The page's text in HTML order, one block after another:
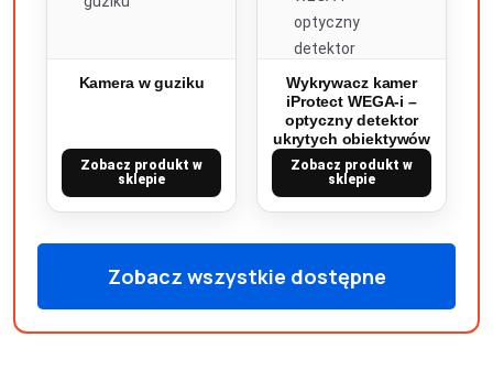
Kamera w guziku
Zobacz produkt w
sklepie
Wykrywacz kamer
iProtect WEGA-i –
optyczny detektor
ukrytych obiektywów
Zobacz produkt w
sklepie
Zobacz wszystkie dostępne
produkty